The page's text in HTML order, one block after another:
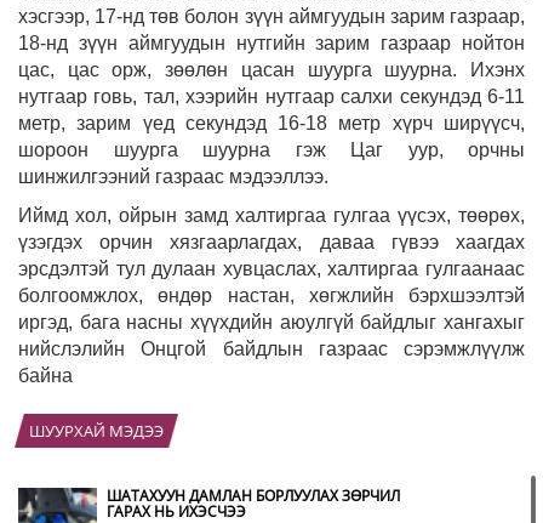
хэсгээр, 17-нд төв болон зүүн аймгуудын зарим газраар,
18-нд зүүн аймгуудын нутгийн зарим газраар нойтон
цас, цас орж, зөөлөн цасан шуурга шуурна. Ихэнх
нутгаар говь, тал, хээрийн нутгаар салхи секундэд 6-11
метр, зарим үед секундэд 16-18 метр хүрч ширүүсч,
шороон шуурга шуурна гэж Цаг уур, орчны
шинжилгээний газраас мэдээллээ.
Иймд хол, ойрын замд халтиргаа гулгаа үүсэх, төөрөх,
үзэгдэх орчин хязгаарлагдах, даваа гүвээ хаагдах
эрсдэлтэй тул дулаан хувцаслах, халтиргаа гулгаанаас
болгоомжлох, өндөр настан, хөгжлийн бэрхшээлтэй
иргэд, бага насны хүүхдийн аюулгүй байдлыг хангахыг
нийслэлийн Онцгой байдлын газраас сэрэмжлүүлж
байна
ШУУРХАЙ МЭДЭЭ
ШАТАХУУН ДАМЛАН БОРЛУУЛАХ ЗӨРЧИЛ
ГАРАХ НЬ ИХЭСЧЭЭ